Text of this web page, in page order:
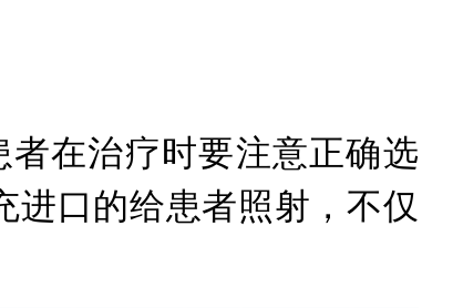
在治疗时要注意正确选
进口的给患者照射，不仅